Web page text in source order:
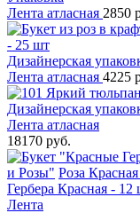
Лента атласная 2850
- 25 шт
Дизайнерская
Лента атласная 4225
Дизайнерская
Лента атласная
18170 руб.
и Розы" Роза
Гербера Красная - 12
Лента